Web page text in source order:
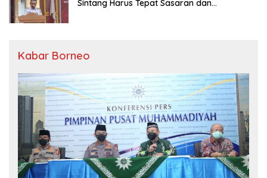
Sintang Harus Tepat Sasaran dan
Kabar Borneo